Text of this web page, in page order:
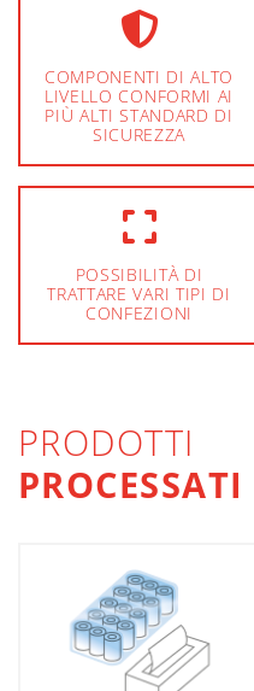
COMPONENTI DI ALTO
LIVELLO CONFORMI AI
PIÙ ALTI STANDARD DI
SICUREZZA
POSSIBILITÀ DI
TRATTARE VARI TIPI DI
CONFEZIONI
PRODOTTI
PROCESSATI